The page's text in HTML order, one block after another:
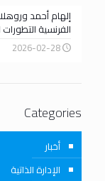
إلهام أحمد
الفرنسية
2026-02-28
Categories
أخبار
الإدارة الذاتية